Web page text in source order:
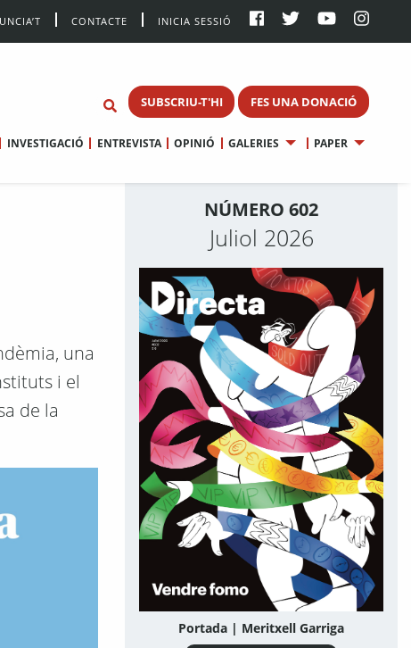
CONTACTE INICIA SESSIÓ
SUBSCRIU-T'HI FES UNA DONACIÓ
INVESTIGACIÓ ENTREVISTA OPINIÓ GALERIES PAPER
una
i el
de la
NÚMERO 602
Juliol 2026
Portada | Meritxell Garriga